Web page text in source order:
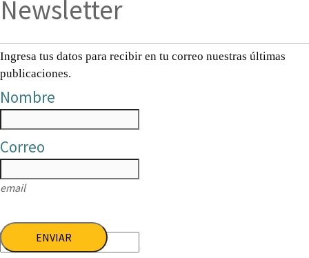
Newsletter
Ingresa tus datos para recibir en tu correo nuestras últimas
publicaciones.
Nombre
Correo
email
ENVIAR